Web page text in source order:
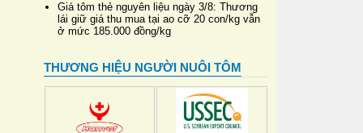
Giá tôm thẻ nguyên liệu ngày 3/8: Thương
lái giữ giá thu mua tại ao cỡ 20 con/kg vẫn
ở mức 185.000 đồng/kg
THƯƠNG HIỆU NGƯỜI NUÔI TÔM